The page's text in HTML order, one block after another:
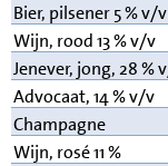
Bier, pilsener 5 % v/v
Wijn, rood 13 % v/v
Jenever, jong, 28 %
Advocaat, 14 % v/v
Champagne
Wijn, rosé 11 %